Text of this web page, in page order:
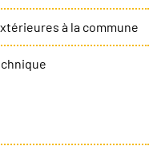
à la commune